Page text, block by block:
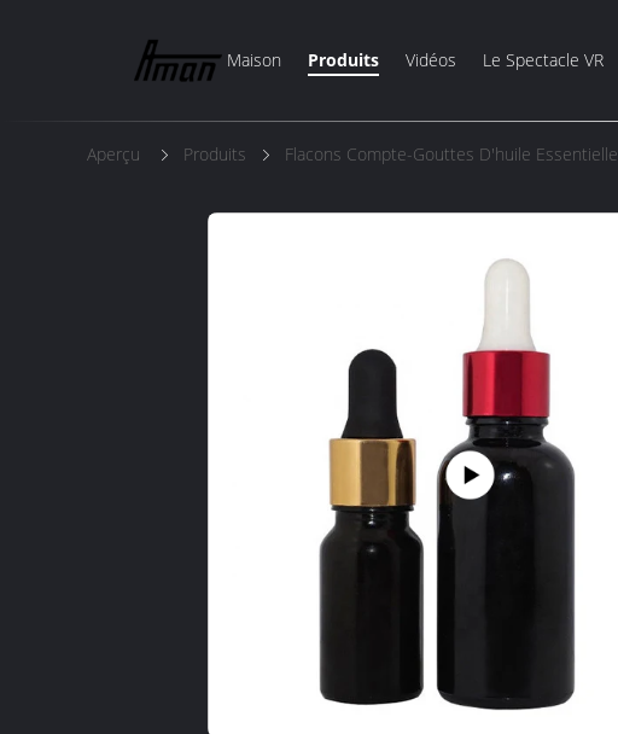
Maison Produits Vidéos Le Spectacle VR
Aperçu Produits Flacons Compte-Gouttes D'huile Essentielle